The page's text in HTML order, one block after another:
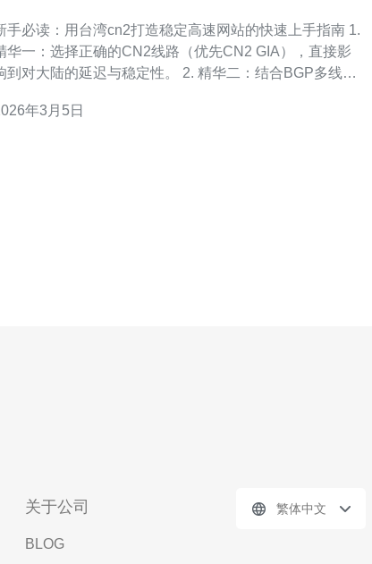
手必读：用台湾cn2打造稳定高速网站的快速上手指南 1.
华一：选择正确的CN2线路（优先CN2 GIA），直接影
到对大陆的延迟与稳定性。 2. 精华二：结合BGP多线与
华三：服务器层面要做TCP/HTTP协议优化（启用
年3月5日
关于公司
BLOG
繁体中文